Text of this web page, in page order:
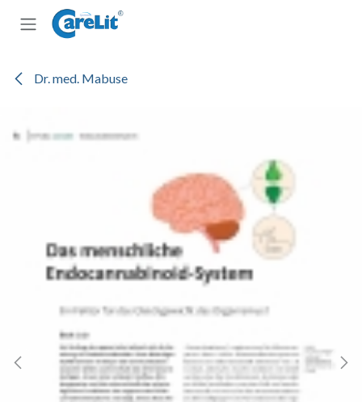
Zum Inhalt springen
Dr. med. Mabuse